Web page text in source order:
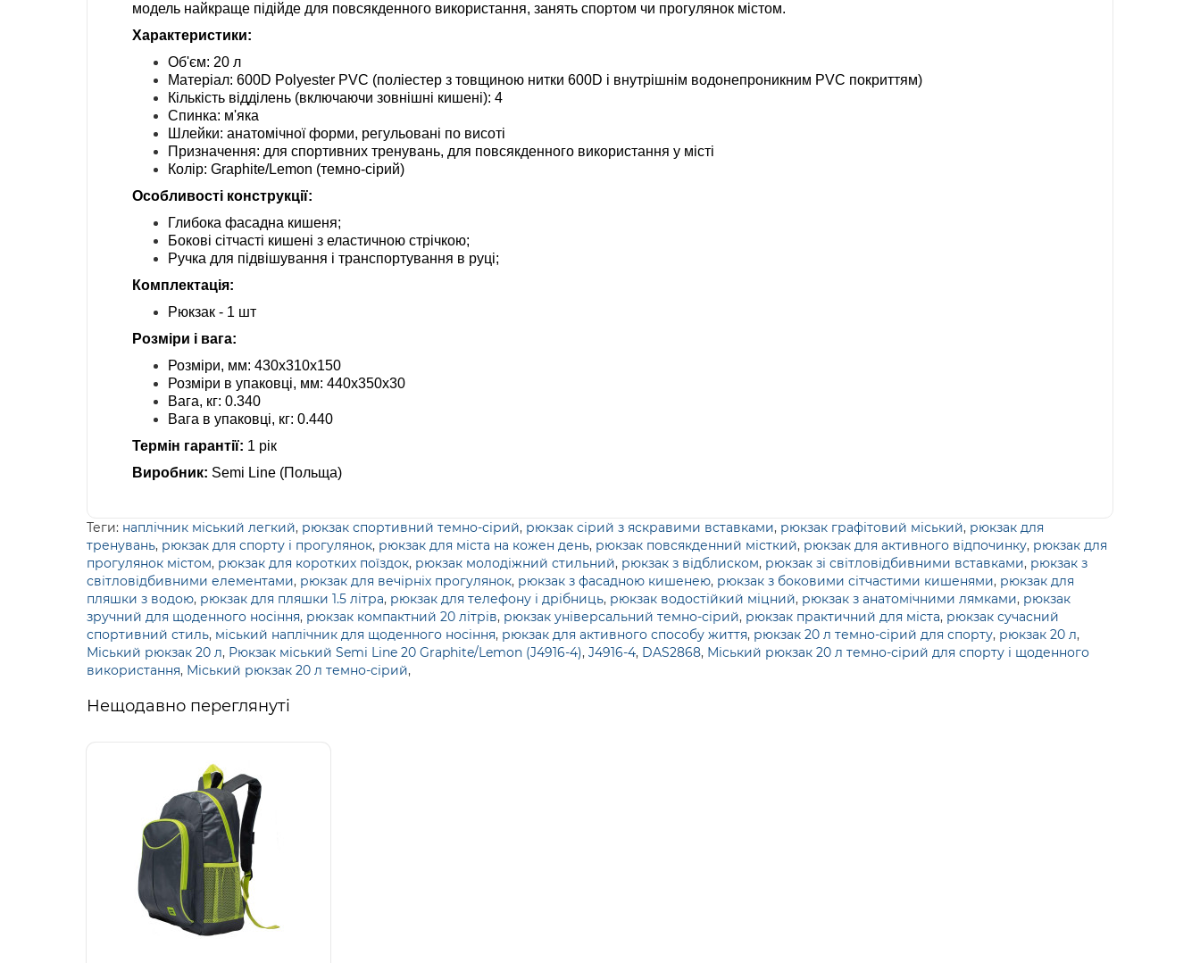
модель найкраще підійде для повсякденного використання, занять спортом чи прогулянок містом.
Характеристики:
Об'єм: 20 л
Матеріал: 600D Polyester PVC (поліестер з товщиною нитки 600D і внутрішнім водонепроникним PVC покриттям)
Кількість відділень (включаючи зовнішні кишені): 4
Спинка: м'яка
Шлейки: анатомічної форми, регульовані по висоті
Призначення: для спортивних тренувань, для повсякденного використання у місті
Колір: Graphite/Lemon (темно-сірий)
Особливості конструкції:
Глибока фасадна кишеня;
Бокові сітчасті кишені з еластичною стрічкою;
Ручка для підвішування і транспортування в руці;
Комплектація:
Рюкзак - 1 шт
Розміри і вага:
Розміри, мм: 430х310х150
Розміри в упаковці, мм: 440х350х30
Вага, кг: 0.340
Вага в упаковці, кг: 0.440
Термін гарантії: 1 рік
Виробник: Semi Line (Польща)
Теги: наплічник міський легкий, рюкзак спортивний темно-сірий, рюкзак сірий з яскравими вставками, рюкзак графітовий міський, рюкзак для
тренувань, рюкзак для спорту і прогулянок, рюкзак для міста на кожен день, рюкзак повсякденний місткий, рюкзак для активного відпочинку, рюкзак для
прогулянок містом, рюкзак для коротких поїздок, рюкзак молодіжний стильний, рюкзак з відблиском, рюкзак зі світловідбивними вставками, рюкзак з
світловідбивними елементами, рюкзак для вечірніх прогулянок, рюкзак з фасадною кишенею, рюкзак з боковими сітчастими кишенями, рюкзак для
пляшки з водою, рюкзак для пляшки 1.5 літра, рюкзак для телефону і дрібниць, рюкзак водостійкий міцний, рюкзак з анатомічними лямками, рюкзак
зручний для щоденного носіння, рюкзак компактний 20 літрів, рюкзак універсальний темно-сірий, рюкзак практичний для міста, рюкзак сучасний
спортивний стиль, міський наплічник для щоденного носіння, рюкзак для активного способу життя, рюкзак 20 л темно-сірий для спорту, рюкзак 20 л,
Міський рюкзак 20 л, Рюкзак міський Semi Line 20 Graphite/Lemon (J4916-4), J4916-4, DAS2868, Міський рюкзак 20 л темно-сірий для спорту і щоденного
використання, Міський рюкзак 20 л темно-сірий,
Нещодавно переглянуті